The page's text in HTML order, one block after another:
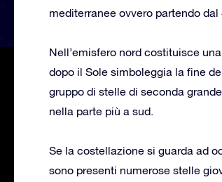
mediterranee ovvero partendo dal
Nell’emisfero nord costituisce
dopo il Sole simboleggia la fine
gruppo di stelle di seconda
nella parte più a sud.
Se la costellazione si guarda ad
sono presenti numerose stelle